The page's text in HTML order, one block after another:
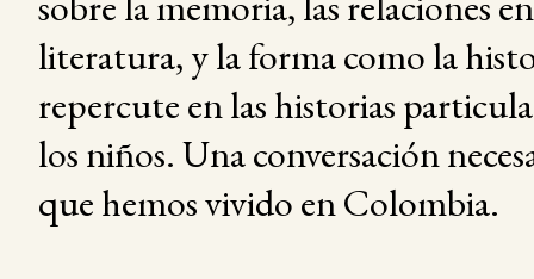
literatura, y la forma como la
repercute en las historias
los niños. Una conversación
que hemos vivido en Colombia.